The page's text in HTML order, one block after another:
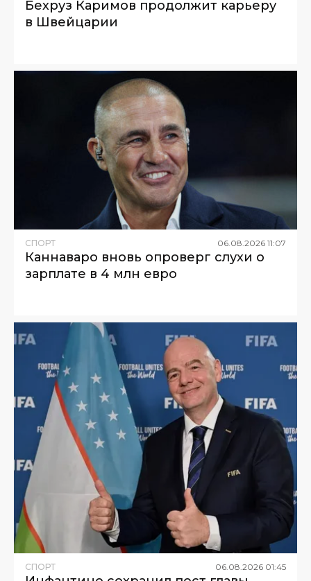
Бехруз Каримов продолжит карьеру
в Швейцарии
СПОРТ 06.08.2026 11:07
Каннаваро вновь опроверг слухи о
зарплате в 4 млн евро
СПОРТ 06 08 2026 01:45